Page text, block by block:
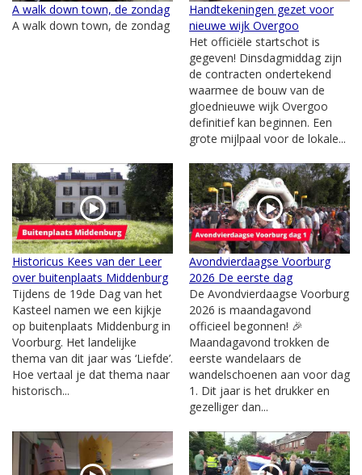
A walk down town, de zondag
A walk down town, de zondag
Handtekeningen gezet voor
nieuwe wijk Overgoo
Het officiële startschot is
gegeven! Dinsdagmiddag zijn
de contracten ondertekend
waarmee de bouw van de
gloednieuwe wijk Overgoo
definitief kan beginnen. Een
grote mijlpaal voor de lokale...
Historicus Kees van der Leer
over buitenplaats Middenburg
Tijdens de 19de Dag van het
Kasteel namen we een kijkje
op buitenplaats Middenburg in
Voorburg. Het landelijke
thema van dit jaar was ‘Liefde’.
Hoe vertaal je dat thema naar
historisch...
Avondvierdaagse Voorburg
2026 De eerste dag
De Avondvierdaagse Voorburg
2026 is maandagavond
officieel begonnen! 🎉
Maandagavond trokken de
eerste wandelaars de
wandelschoenen aan voor dag
1. Dit jaar is het drukker en
gezelliger dan...